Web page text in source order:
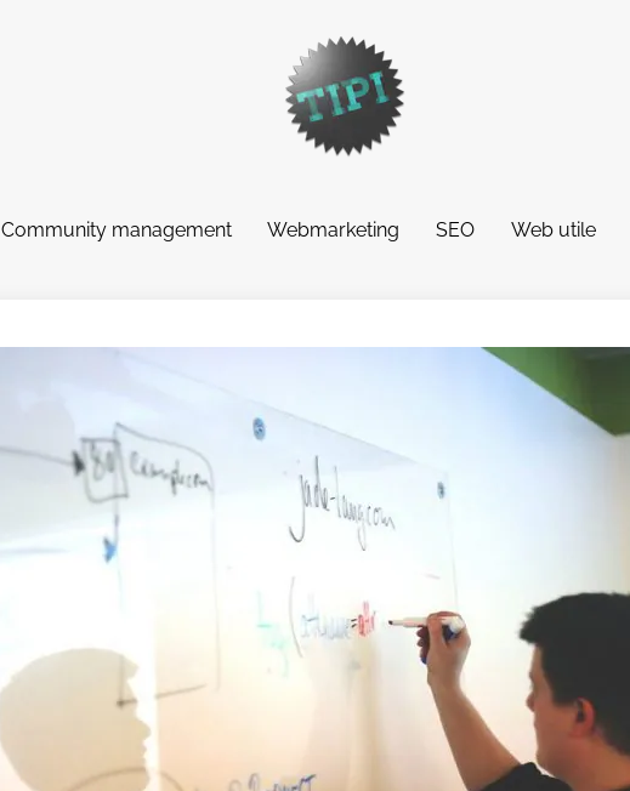
Community management Webmarketing SEO Web utile